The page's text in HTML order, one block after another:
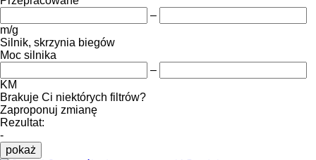
–
m/g
Silnik, skrzynia biegów
Moc silnika
–
KM
Brakuje Ci niektórych filtrów?
Zaproponuj zmianę
Rezultat:
-
pokaż